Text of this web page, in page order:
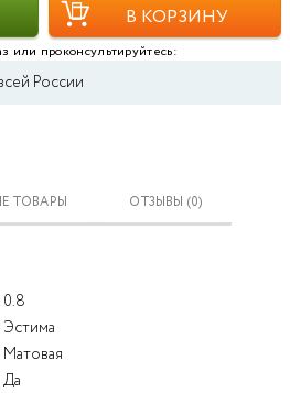
В КОРЗИНУ
или проконсультируйтесь:
России
ТОВАРЫ ОТЗЫВЫ (0)
0.8
Эстима
Матовая
Да